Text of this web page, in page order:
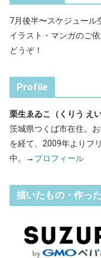
7月後半〜スケジュール
イラスト・マンガのご
どうぞ！
Profile
栗生ゑゐこ（くりう え
茨城県つくば市在住。
を経て、2009年よりフ
中。→ プロフィール
描いたもの・作っ